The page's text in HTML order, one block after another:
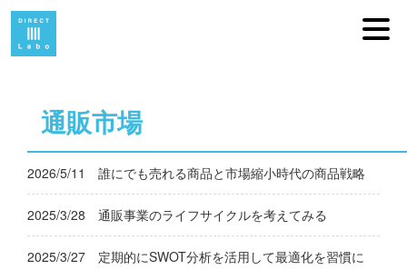
通販市場
2026/5/11 誰にでも売れる商品と市場縮小時代の商品戦略
2025/3/28 通販事業のライフサイクルを考えてみる
2025/3/27 定期的にSWOT分析を活用して最適化を習慣に